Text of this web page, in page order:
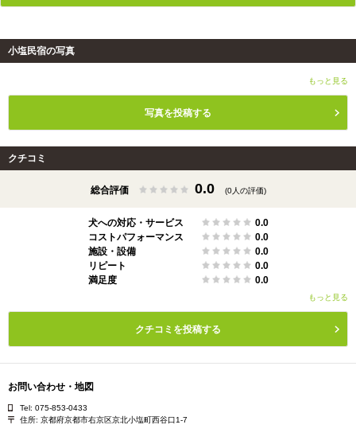
小塩民宿の写真
もっと見る
写真を投稿する
クチコミ
総合評価 0.0 (0人の評価)
犬への対応・サービス
0.0
コストパフォーマンス
0.0
施設・設備
0.0
リピート
0.0
満足度
0.0
もっと見る
クチコミを投稿する
お問い合わせ・地図
Tel: 075-853-0433
住所: 京都府京都市右京区京北小塩町西谷口1-7